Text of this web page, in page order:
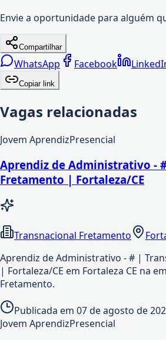
Envie a oportunidade para alguém
Compartilhar
WhatsApp Facebook
Copiar link
Vagas relacionadas
Jovem AprendizPresencial
Aprendiz de Administrativo -
Fretamento | Fortaleza/CE
Transnacional Fretamento
Aprendiz de Administrativo - # |
| Fortaleza/CE em Fortaleza CE na
Fretamento.
Publicada em 07 de agosto de
Jovem AprendizPresencial